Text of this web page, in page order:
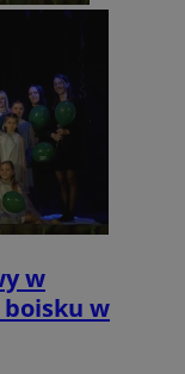
w
boisku w